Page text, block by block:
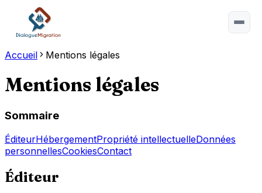
Type at least 2 characters.
Tip: ⌘ or Ctrl+K to open
Accueil Mentions légales
Mentions légales
Sommaire
ÉditeurHébergementPropriété intellectuelleDonnées
personnellesCookiesContact
Éditeur